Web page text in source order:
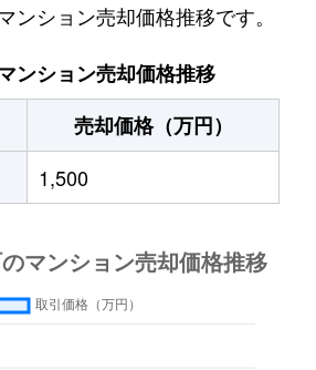
ンション売却価格推移です。
ンション売却価格推移
売却価格（万円）
1,500